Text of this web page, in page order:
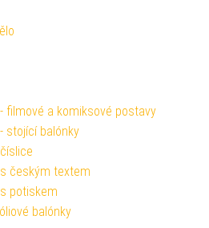
filmové a komiksové postavy
stojící balónky
českým textem
potiskem
balónky